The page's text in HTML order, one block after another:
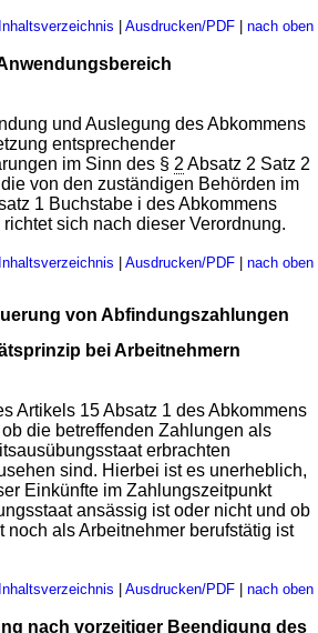
Inhaltsverzeichnis Ausdrucken/PDF| nach oben
und Auslegung des Abkommens
entsprechender
im Sinn des § 2 Absatz 2 Satz 2
die von den zuständigen Behörden im
1 Buchstabe i des Abkommens
sich nach dieser Verordnung.
Inhaltsverzeichnis Ausdrucken/PDF| nach oben
von Abfindungszahlungen
bei Arbeitnehmern
Artikels 15 Absatz 1 des Abkommens
die betreffenden Zahlungen als
erbrachten
sind. Hierbei ist es unerheblich,
Einkünfte im Zahlungszeitpunkt
ansässig ist oder nicht und ob
noch als Arbeitnehmer berufstätig ist
Inhaltsverzeichnis | Ausdrucken/PDF| nach oben
nach vorzeitiger Beendigung des